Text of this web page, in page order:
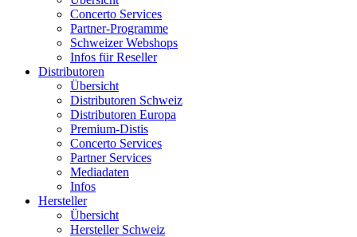
Concerto Services
Partner-Programme
Schweizer Webshops
Infos für Reseller
Distributoren
Übersicht
Distributoren Schweiz
Distributoren Europa
Premium-Distis
Concerto Services
Partner Services
Mediadaten
Infos
Hersteller
Übersicht
Hersteller Schweiz